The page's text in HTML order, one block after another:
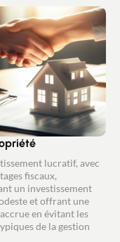
lucratif, avec
fiscaux,
un investissement
et offrant une
en évitant les
de la gestion